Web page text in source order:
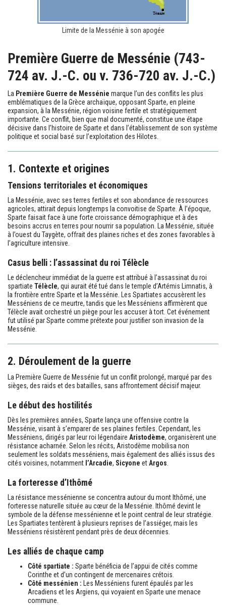
Limite de la Messénie à son apogée
Première Guerre de Messénie (743-
724 av. J.-C. ou v. 736-720 av. J.-C.)
La Première Guerre de Messénie marque l’un des conflits les plus
emblématiques de la Grèce archaïque, opposant Sparte, en pleine
expansion, à la Messénie, région voisine fertile et stratégiquement
importante. Ce conflit, bien que mal documenté, constitue une étape
décisive dans l’histoire de Sparte et dans l’établissement de son système
politique et social basé sur l’exploitation des Hilotes.
1. Contexte et origines
Tensions territoriales et économiques
La Messénie, avec ses terres fertiles et son abondance de ressources
agricoles, attirait depuis longtemps la convoitise de Sparte. À l’époque,
Sparte faisait face à une forte croissance démographique et à des
besoins accrus en terres pour nourrir sa population. La Messénie, située
à l’ouest du Taygète, offrait des plaines riches et des zones favorables à
l’agriculture intensive.
Casus belli : l’assassinat du roi Télècle
Le déclencheur immédiat de la guerre est attribué à l’assassinat du roi
spartiate Télècle, qui aurait été tué dans le temple d’Artémis Limnatis, à
la frontière entre Sparte et la Messénie. Les Spartiates accusèrent les
Messéniens de ce meurtre, tandis que les Messéniens affirmèrent que
Télècle avait orchestré un piège pour les accuser à tort. Cet événement
fut utilisé par Sparte comme prétexte pour justifier son invasion de la
Messénie.
2. Déroulement de la guerre
La Première Guerre de Messénie fut un conflit prolongé, marqué par des
sièges, des raids et des batailles, sans affrontement décisif majeur.
Le début des hostilités
Dès les premières années, Sparte lança une offensive contre la
Messénie, visant à s’emparer de ses plaines fertiles. Cependant, les
Messéniens, dirigés par leur roi légendaire Aristodème, organisèrent une
résistance acharnée. Selon les récits, Aristodème mobilisa non
seulement les soldats messéniens, mais également des alliés issus des
cités voisines, notamment l’Arcadie, Sicyone etArgos
La forteresse d’Ithômé
La résistance messénienne se concentra autour du mont Ithômé, une
forteresse naturelle située au cœur de la Messénie. Ithômé devint le
symbole de la défense messénienne et le point central de leur stratégie.
Les Spartiates tentèrent à plusieurs reprises de l’assiéger, mais les
Messéniens résistèrent pendant près de deux décennies.
Les alliés de chaque camp
Côté spartiate : Sparte bénéficia de l’appui de cités comme
Corinthe et d’un contingent de mercenaires crétois.
Côté messénien : Les Messéniens furent épaulés par les
Arcadiens et les Argiens, qui voyaient en Sparte une menace
commune.